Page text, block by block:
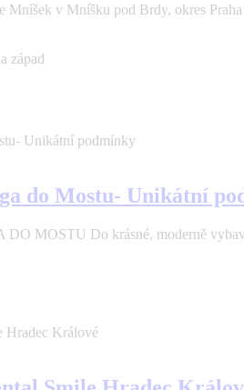
Mníšek v Mníšku pod Brdy, okres
západ
do Mostu- Unikátní
MOSTU Do krásné, moderně